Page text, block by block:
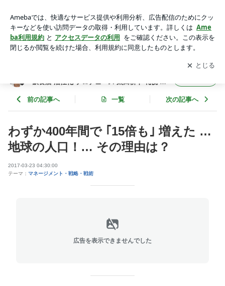
由は？ | フード食ビジネス 専門家 経営コンサルタント 飲食店
活性化 プロデュース 太田耕平 札幌 北海道 ファインド ブログ
アプリをダウンロードして ブログの更新通知
を受け取りまし
ょう。
開く
飲食店 活性化 プロデュース 太田耕平 札幌 北
前の記事へ 一覧 次の記事へ
わずか400年間で ｢15倍も｣ 増えた …
地球の人口！… その理由は？
2017-03-23 04:30:00
テーマ： マネージメント・戦略・戦術
広告を表示できませんでした